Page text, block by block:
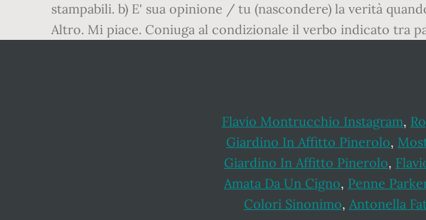
stampabili. b) E' sua opinione / tu (nascondere) la verità
Altro. Mi piace. Coniuga al condizionale il verbo indicato tra
Flavio Montrucchio Instagram,
Giardino In Affitto Pinerolo,
Giardino In Affitto Pinerolo,
Amata Da Un Cigno, Penne
Colori Sinonimo, Antonella